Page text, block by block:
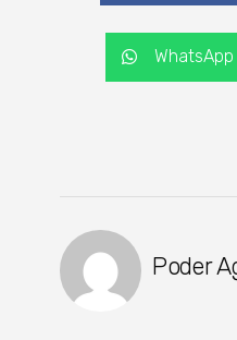
WhatsApp
Poder